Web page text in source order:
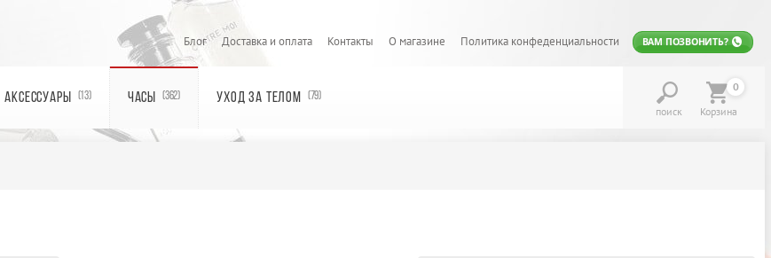
Блог Доставка и оплата Контакты О магазине Политика конфеденциальности ВАМ ПОЗВОНИТЬ?
АКСЕССУАРЫ (13) ЧАСЫ (362) УХОД ЗА ТЕЛОМ (79)
поиск
0
Корзина